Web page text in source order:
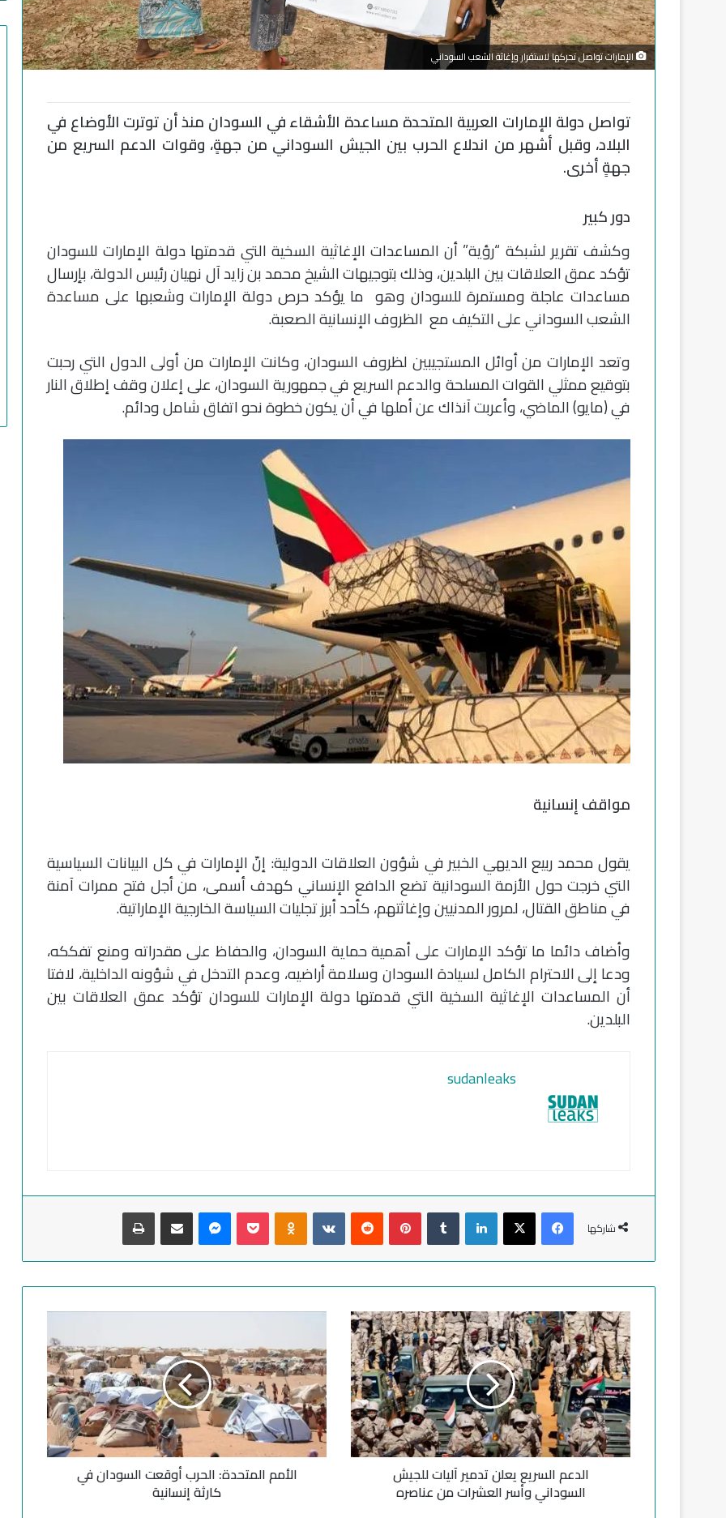
الإمارات تواصل تحركها لاستقرار وإغاثة الشعب السوداني
تواصل دولة الإمارات العربية المتحدة مساعدة الأشقاء في السودان منذ أن توترت الأوضاع في
البلاد، وقبل أشهر من اندلاع الحرب بين الجيش السوداني من جهةٍ، وقوات الدعم السريع من
جهةٍ أخرى.
دور كبير
وكشف تقرير لشبكة “رؤية” أن المساعدات الإغاثية السخية التي قدمتها دولة الإمارات للسودان
تؤكد عمق العلاقات بين البلدين، وذلك بتوجيهات الشيخ محمد بن زايد آل نهيان رئيس الدولة، بإرسال
مساعدات عاجلة ومستمرة للسودان وهو ما يؤكد حرص دولة الإمارات وشعبها على مساعدة
الشعب السوداني على التكيف مع الظروف الإنسانية الصعبة.
وتعد الإمارات من أوائل المستجيبين لظروف السودان، وكانت الإمارات من أولى الدول التي رحبت
بتوقيع ممثلي القوات المسلحة والدعم السريع في جمهورية السودان، على إعلان وقف إطلاق النار
في (مايو) الماضي، وأعربت آنذاك عن أملها في أن يكون خطوة نحو اتفاق شامل ودائم.
مواقف إنسانية
يقول محمد ربيع الديهي الخبير في شؤون العلاقات الدولية: إنّ الإمارات في كل البيانات السياسية
التي خرجت حول الأزمة السودانية تضع الدافع الإنساني كهدف أسمى، من أجل فتح ممرات آمنة
في مناطق القتال، لمرور المدنيين وإغاثتهم، كأحد أبرز تجليات السياسة الخارجية الإماراتية.
وأضاف دائما ما تؤكد الإمارات على أهمية حماية السودان، والحفاظ على مقدراته ومنع تفككه،
ودعا إلى الاحترام الكامل لسيادة السودان وسلامة أراضيه، وعدم التدخل في شؤونه الداخلية، لافتا
أن المساعدات الإغاثية السخية التي قدمتها دولة الإمارات للسودان تؤكد عمق العلاقات بين
البلدين.
sudanleaks
شاركها
فيسبوك لينكدإن بينتيريست
ا
ل
د
ع
م
ا
ل
س
ر
الدعم السريع يعلن تدمير آليات للجيش
السوداني وأسر العشرات من عناصره
أ
م
م
ا
ل
م
ت
الأمم المتحدة: الحرب أوقعت السودان في
كارثة إنسانية